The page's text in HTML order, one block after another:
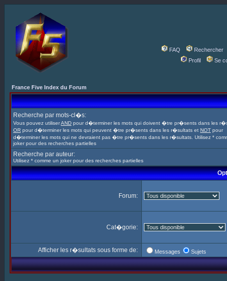
FAQ
Rechercher
Profil
Se
France Five Index du Forum
Recherche par mots-cl�s:
Vous pouvez utiliserAND pour d�terminer les mots qui doivent �tre pr�sents dans les
OR pour d�terminer les mots qui peuvent �tre pr�sents dans les r�sultats et NOT pour
d�terminer les mots qui ne devraient pas �tre pr�sents dans les r�sultats. Utilisez *
joker pour des recherches partielles
Recherche par auteur:
Utilisez * comme un joker pour des recherches partielles
Forum:
Cat�gorie:
Afficher les r�sultats sous forme de: Messages Sujets